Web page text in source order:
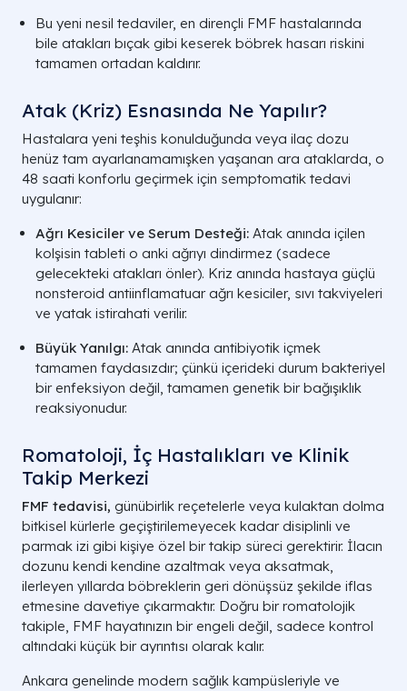
Bu yeni nesil tedaviler, en dirençli FMF hastalarında
bile atakları bıçak gibi keserek böbrek hasarı riskini
tamamen ortadan kaldırır.
Atak (Kriz) Esnasında Ne Yapılır?
Hastalara yeni teşhis konulduğunda veya ilaç dozu
henüz tam ayarlanamamışken yaşanan ara ataklarda, o
48 saati konforlu geçirmek için semptomatik tedavi
uygulanır:
Ağrı Kesiciler ve Serum Desteği: Atak anında içilen
kolşisin tableti o anki ağrıyı dindirmez (sadece
gelecekteki atakları önler). Kriz anında hastaya güçlü
nonsteroid antiinflamatuar ağrı kesiciler, sıvı takviyeleri
ve yatak istirahati verilir.
Büyük Yanılgı: Atak anında antibiyotik içmek
tamamen faydasızdır; çünkü içerideki durum bakteriyel
bir enfeksiyon değil, tamamen genetik bir bağışıklık
reaksiyonudur.
Romatoloji, İç Hastalıkları ve Klinik
Takip Merkezi
FMF tedavisi, günübirlik reçetelerle veya kulaktan dolma
bitkisel kürlerle geçiştirilemeyecek kadar disiplinli ve
parmak izi gibi kişiye özel bir takip süreci gerektirir. İlacın
dozunu kendi kendine azaltmak veya aksatmak,
ilerleyen yıllarda böbreklerin geri dönüşsüz şekilde iflas
etmesine davetiye çıkarmaktır. Doğru bir romatolojik
takiple, FMF hayatınızın bir engeli değil, sadece kontrol
altındaki küçük bir ayrıntısı olarak kalır.
Ankara genelinde modern sağlık kampüsleriyle ve